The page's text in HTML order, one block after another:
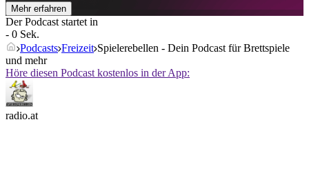
Mehr erfahren
Der Podcast startet in
- 0 Sek.
Podcasts Freizeit Spielerebellen - Dein Podcast für Brettspiele
und mehr
Höre diesen Podcast kostenlos in der App:
radio.at